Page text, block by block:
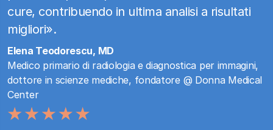
cure, contribuendo in ultima analisi a risultati
migliori».
Elena Teodorescu, MD
Medico primario di radiologia e diagnostica per immagini,
dottore in scienze mediche, fondatore @ Donna Medical
Center